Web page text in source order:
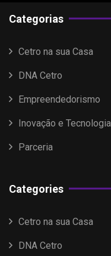
Categorias
Cetro na sua Casa
DNA Cetro
Empreendedorismo
Inovação e Tecnologia
Parceria
Categories
Cetro na sua Casa
DNA Cetro